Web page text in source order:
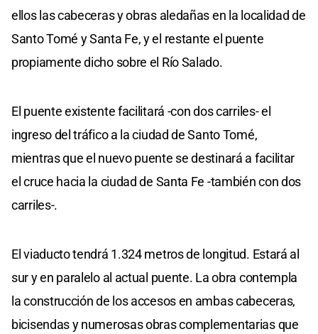
ellos las cabeceras y obras aledañas en la localidad de
Santo Tomé y Santa Fe, y el restante el puente
propiamente dicho sobre el Río Salado.
El puente existente facilitará -con dos carriles- el
ingreso del tráfico a la ciudad de Santo Tomé,
mientras que el nuevo puente se destinará a facilitar
el cruce hacia la ciudad de Santa Fe -también con dos
carriles-.
El viaducto tendrá 1.324 metros de longitud. Estará al
sur y en paralelo al actual puente. La obra contempla
la construcción de los accesos en ambas cabeceras,
bicisendas y numerosas obras complementarias que